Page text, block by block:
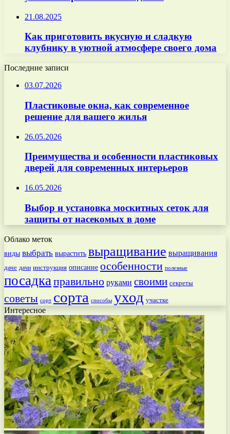
21.08.2025
Как приготовить вкусную и сладкую
клубнику в уютной атмосфере своего дома
Последние записи
03.07.2026
Пластиковые окна, как современное
решение для вашего жилья
26.05.2026
Преимущества и особенности пластиковых
дверей для современных интерьеров
16.05.2026
Выбор и установка москитных сеток для
защиты от насекомых в доме
Облако меток
виды выбрать вырастить выращивание выращивания
даче дачи инструкция описание особенности полезные
посадка правильно руками своими секреты
советы сорт сорта способы уход участке
Интересное